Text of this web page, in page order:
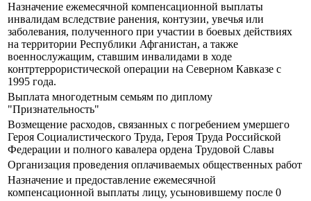
Назначение ежемесячной компенсационной выплаты
инвалидам вследствие ранения, контузии, увечья или
заболевания, полученного при участии в боевых действиях
на территории Республики Афганистан, а также
военнослужащим, ставшим инвалидами в ходе
контртеррористической операции на Северном Кавказе с
1995 года.
Выплата многодетным семьям по диплому
"Признательность"
Возмещение расходов, связанных с погребением умершего
Героя Социалистического Труда, Героя Труда Российской
Федерации и полного кавалера ордена Трудовой Славы
Организация проведения оплачиваемых общественных работ
Назначение и предоставление ежемесячной
компенсационной выплаты лицу, усыновившему после 0